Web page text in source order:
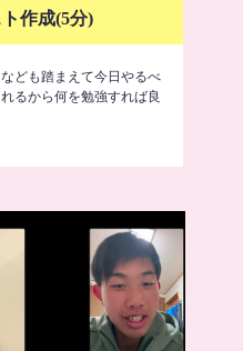
作成(5分)
ども踏まえて今日やるべ
るから何を勉強すれば良